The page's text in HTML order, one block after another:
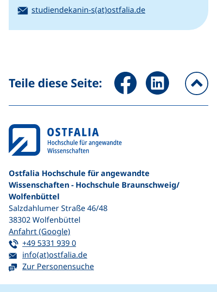
E-Mail:
studiendekanin-s(at)ostfalia.de(öffnet Ihr E-Mail-
Teile diese Seite: Seite über Facebook teilen
Seite über
Ostfalia Hochschule für angewandte
Wissenschaften - Hochschule Braunschweig/​
Wolfenbüttel
Salzdahlumer Straße 46/48
38302Wolfenbüttel
Anfahrt (Google)(externer Link, öffnet neues Fenster)
Tel:
+49 5331 939 0(startet einen Telefonanruf, wenn Ihr
E-Mail:
info(at)ostfalia.de(öffnet Ihr E-Mail-Programm)
Zur Personensuche